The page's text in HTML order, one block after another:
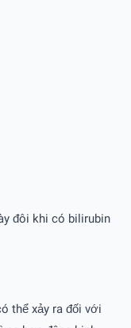
đôi khi có bilirubin
thể xảy ra đối với